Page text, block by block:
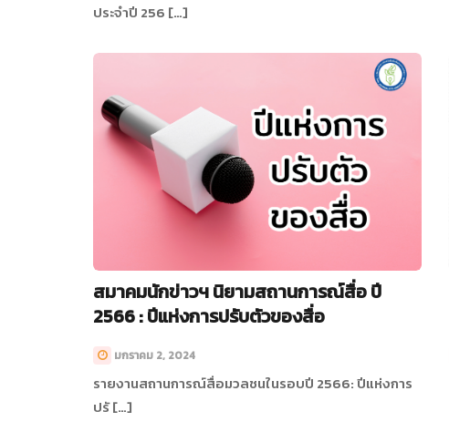
ประจำปี 256 […]
สมาคมนักข่าวฯ นิยามสถานการณ์สื่อ ปี
2566 : ปีแห่งการปรับตัวของสื่อ
มกราคม 2, 2024
รายงานสถานการณ์สื่อมวลชนในรอบปี 2566: ปีแห่งการ
ปรั […]